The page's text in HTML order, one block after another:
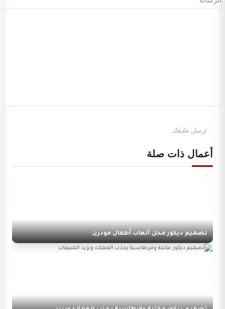
أعمال ذات صلة
تصميم ديكور مركز تجميل نسائي فاخر وأنيق
تصميم ديكور محل ألعاب أطفال مودرن
تصميم ديكور مكتبة وقرطاسية يجذب العملاء ويزيد…